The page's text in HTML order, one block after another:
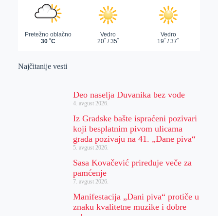
Najčitanije vesti
Deo naselja Duvanika bez vode
4. avgust 2026.
Iz Gradske bašte ispraćeni pozivari
koji besplatnim pivom ulicama
grada pozivaju na 41. „Dane piva“
5. avgust 2026.
Sasa Kovačević priređuje veče za
pamćenje
7. avgust 2026.
Manifestacija „Dani piva“ protiče u
znaku kvalitetne muzike i dobre